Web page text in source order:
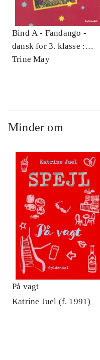
Bind A - Fandango -
dansk for 3. klasse :
grundbog -- Arbejdsbog.
Trine May
Minder om
På vagt
Katrine Juel (f. 1991)